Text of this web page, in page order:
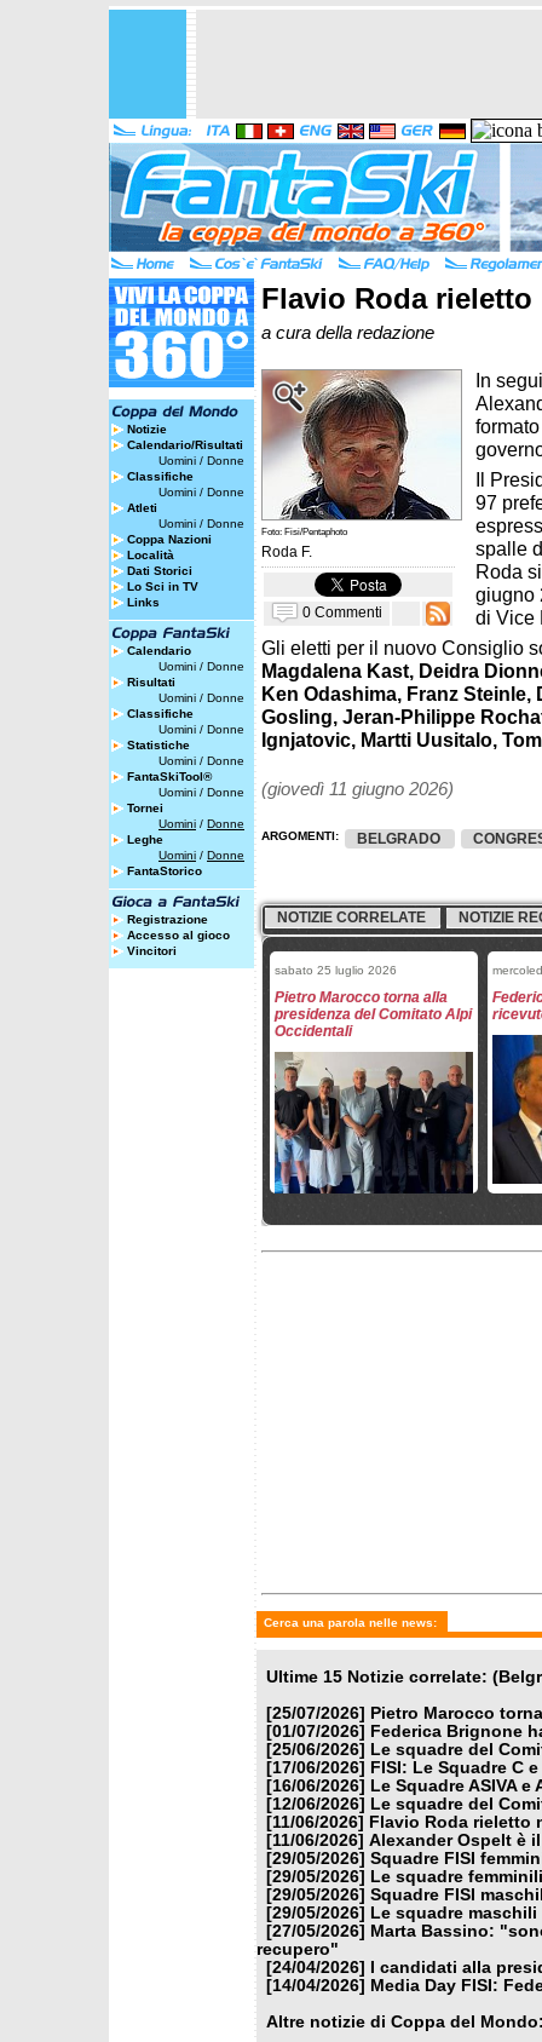
Notizie
Calendario/Risultati
Uomini / Donne
Classifiche
Uomini / Donne
Atleti
Uomini / Donne
Coppa Nazioni
Località
Dati Storici
Lo Sci in TV
Links
Calendario
Uomini / Donne
Risultati
Uomini / Donne
Classifiche
Uomini / Donne
Statistiche
Uomini / Donne
FantaSkiTool®
Uomini / Donne
Tornei
Uomini / Donne
Leghe
Uomini / Donne
FantaStorico
Registrazione
Accesso al gioco
Vincitori
Flavio Roda
a cura della redazione
Foto: Fisi/Pentaphoto
Roda F.
0 Commenti
In
Il
97
spalle
Roda
giugno
di Vice
Gli eletti per il nuovo Consiglio
Magdalena Kast, Deidra
Ken Odashima, Franz
Gosling, Jeran-Philippe
Ignjatovic, Martti Uusitalo,
(giovedì 11 giugno 2026)
ARGOMENTI: BELGRADO
NOTIZIE CORRELATE NOTIZIE
sabato 25 luglio 2026
Pietro Marocco torna alla
presidenza del Comitato Alpi
Occidentali
Osservati per la stagione
Cerca una parola nelle news:
Ultime 15 Notizie correlate:
[25/07/2026]
Pietro Marocco
[01/07/2026]
Federica Brignone
[25/06/2026]
Le squadre del
[17/06/2026]
FISI: Le Squadre C
[16/06/2026]
Le Squadre ASIVA
[12/06/2026]
Le squadre del
[11/06/2026]
Flavio Roda rieletto
[11/06/2026] Alexander Ospelt è
[29/05/2026] Squadre FISI
[29/05/2026]
Le squadre
[29/05/2026] Squadre FISI
[29/05/2026]
Le squadre maschili
[27/05/2026] Marta Bassino:
recupero"
[24/04/2026]
I candidati alla
[14/04/2026] Media Day FISI:
Altre notizie di Coppa del